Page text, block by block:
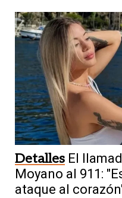
Detalles El
Moyano al 911:
ataque al